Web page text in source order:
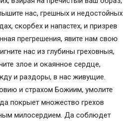
нас, грешных и недостойных
скорбех и напастех, и призрев
прегрешения, явите нам свою
нас из глубины греховныя,
злое и окаянное сердце,
и раздоры, в нас живущие.
и страхом Божиим, умолите
покрыет множество грехов
милосердием. Да соблюдет